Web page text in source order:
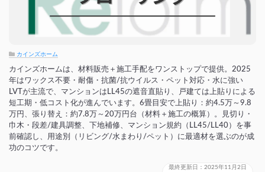
カインズホーム
カインズホームは、材料販売＋施工手配をワンストップで提供。2025
年はワックス不要・耐傷・抗菌/抗ウイルス・ペット対応・水に強い
LVTが主流で、マンションはLL45の遮音直貼り、戸建ては上貼りによる
短工期・低コスト化が進んでいます。6畳目安で上貼り：約4.5万～9.8
万円、張り替え：約7.8万～20万円台（材料＋施工の概算）。見切り・
巾木・段差/建具調整、下地補修、マンション規約（LL45/LL40）を事
前確認し、用途別（リビング/水まわり/ペット）に最適材を選ぶのが成
功のコツです。
最終更新日：2025年11月2日